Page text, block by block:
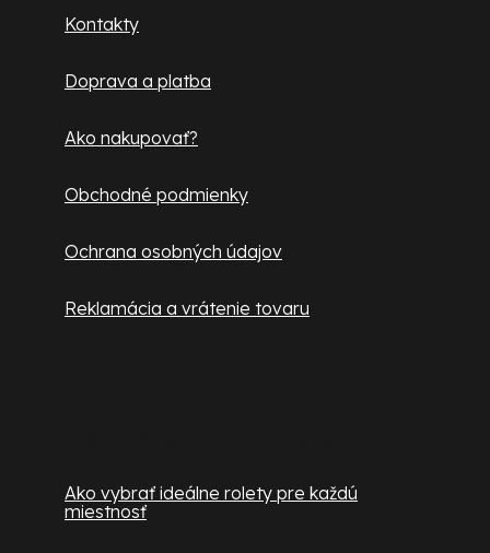
Kontakty
Doprava a platba
Ako nakupovať?
Obchodné podmienky
Ochrana osobných údajov
Reklamácia a vrátenie tovaru
Ako vybrať ideálne rolety pre každú
miestnosť